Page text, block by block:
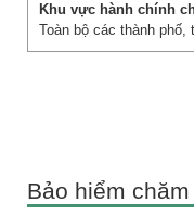
Toàn bộ các thành phố,
Bảo hiểm